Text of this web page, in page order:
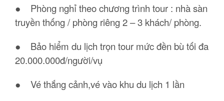
● Phòng nghỉ theo chương trình tour : nhà sàn
truyền thống / phòng riêng 2 – 3 khách/ phòng.
● Bảo hiểm du lịch trọn tour mức đền bù tối đa
20.000.000đ/người/vụ
● Vé thắng cảnh,vé vào khu du lịch 1 lần